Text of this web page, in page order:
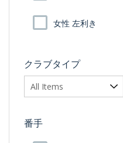
女性 左利き
クラブタイプ
番手